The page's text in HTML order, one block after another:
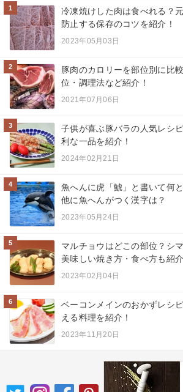
1
冷凍焼けした肉は食べれる？
防止する保存のコツを紹介！
2023年05月03日
2
豚肉のカロリーを部位別に比
位・調理法など紹介！
2021年07月06日
3
子供が喜ぶ豚バラの人気レシ
利な一品を紹介！
2024年02月21日
4
魚へんに虎「鯱」と書いて何
他に魚へんがつく漢字は？
2023年05月24日
5
マルチョウはどこの部位？シ
美味しい焼き方・食べ方も紹介
2023年02月04日
6
ベーコンメインのおかずレシ
える料理を紹介！
2023年11月20日